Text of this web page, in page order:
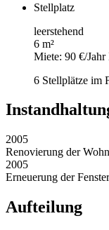
Stellplatz
leerstehend
6 m²
Miete: 90 €/Jahr
6 Stellplätze im
2005
Renovierung der
2005
Erneuerung der Fenster
Aufteilung